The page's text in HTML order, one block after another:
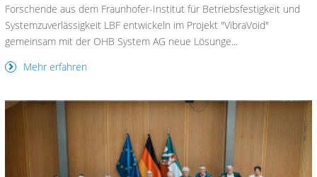
Forschende aus dem Fraunhofer-Institut für Betriebsfestigkeit und
Systemzuverlässigkeit LBF entwickeln im Projekt "VibraVoid"
gemeinsam mit der OHB System AG neue Lösunge...
Mehr erfahren